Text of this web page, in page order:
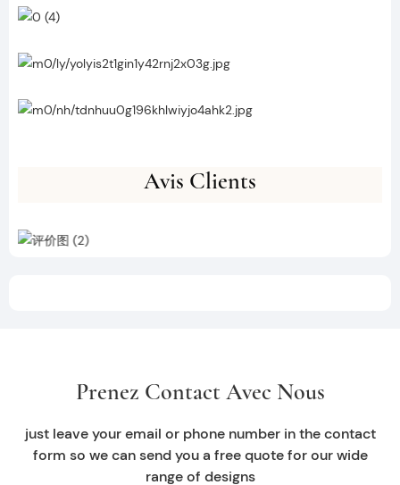
Avis Clients
Prenez Contact Avec Nous
just leave your email or phone number in the contact
form so we can send you a free quote for our wide
range of designs